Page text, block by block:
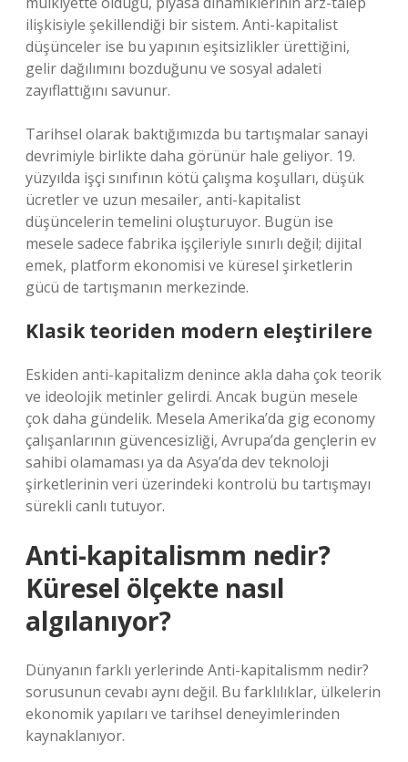
ilişkisiyle şekillendiği bir sistem. Anti-kapitalist
düşünceler ise bu yapının eşitsizlikler ürettiğini,
gelir dağılımını bozduğunu ve sosyal adaleti
zayıflattığını savunur.
Tarihsel olarak baktığımızda bu tartışmalar sanayi
devrimiyle birlikte daha görünür hale geliyor. 19.
yüzyılda işçi sınıfının kötü çalışma koşulları, düşük
ücretler ve uzun mesailer, anti-kapitalist
düşüncelerin temelini oluşturuyor. Bugün ise
mesele sadece fabrika işçileriyle sınırlı değil; dijital
emek, platform ekonomisi ve küresel şirketlerin
gücü de tartışmanın merkezinde.
Klasik teoriden modern eleştirilere
Eskiden anti-kapitalizm denince akla daha çok teorik
ve ideolojik metinler gelirdi. Ancak bugün mesele
çok daha gündelik. Mesela Amerika’da gig economy
çalışanlarının güvencesizliği, Avrupa’da gençlerin ev
sahibi olamaması ya da Asya’da dev teknoloji
şirketlerinin veri üzerindeki kontrolü bu tartışmayı
sürekli canlı tutuyor.
Anti-kapitalismm nedir?
Küresel ölçekte nasıl
algılanıyor?
Dünyanın farklı yerlerinde Anti-kapitalismm nedir?
sorusunun cevabı aynı değil. Bu farklılıklar, ülkelerin
ekonomik yapıları ve tarihsel deneyimlerinden
kaynaklanıyor.